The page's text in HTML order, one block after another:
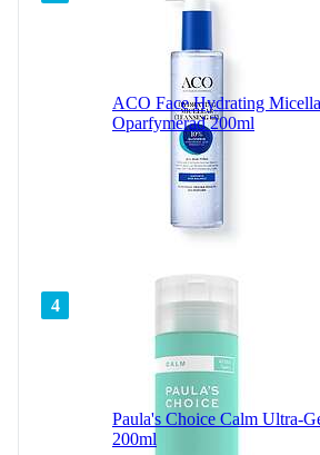
ACO Face Hydrating
Oparfymerad 200ml
4
Paula's Choice Calm Ultra-
200ml